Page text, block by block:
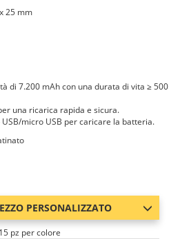
25 mm
di 7.200 mAh con una durata di vita ≥ 500
una ricarica rapida e sicura.
USB/micro USB per caricare la batteria.
PERSONALIZZATO
pz per colore